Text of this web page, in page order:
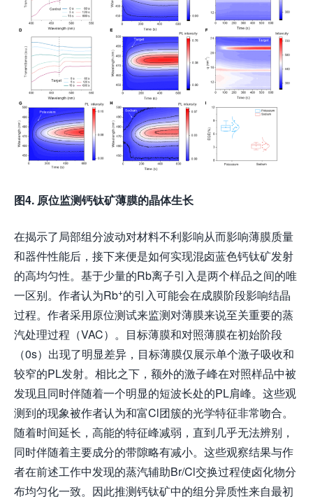
图4. 原位监测钙钛矿薄膜的晶体生长
在揭示了局部组分波动对材料不利影响从而影响薄膜质量
和器件性能后，接下来便是如何实现混卤蓝色钙钛矿发射
的高均匀性。基于少量的Rb离子引入是两个样品之间的唯
一区别。作者认为Rb+的引入可能会在成膜阶段影响结晶
过程。作者采用原位测试来监测对薄膜来说至关重要的蒸
汽处理过程（VAC）。目标薄膜和对照薄膜在初始阶段
（0s）出现了明显差异，目标薄膜仅展示单个激子吸收和
较窄的PL发射。相比之下，额外的激子峰在对照样品中被
发现且同时伴随着一个明显的短波长处的PL肩峰。这些观
测到的现象被作者认为和富Cl团簇的光学特征非常吻合。
随着时间延长，高能的特征峰减弱，直到几乎无法辨别，
同时伴随着主要成分的带隙略有减小。这些观察结果与作
者在前述工作中发现的蒸汽辅助Br/Cl交换过程使卤化物分
布均匀化一致。因此推测钙钛矿中的组分异质性来自最初